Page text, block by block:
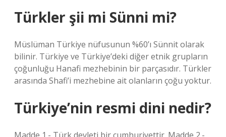
Türkler şii mi Sünni mi?
Müslüman Türkiye nüfusunun %60’ı Sünnit olarak
bilinir. Türkiye ve Türkiye’deki diğer etnik grupların
çoğunluğu Hanafi mezhebinin bir parçasıdır. Türkler
arasında Shafi’i mezhebine ait olanların çoğu yoktur.
Türkiye’nin resmi dini nedir?